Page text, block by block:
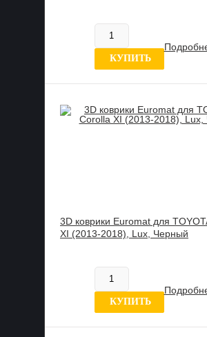
В наличии
6 отзывов
КУПИТЬ
3D коврики Euromat для
XI (2013-2018), Lux, Черный
В наличии
6 отзывов
КУПИТЬ